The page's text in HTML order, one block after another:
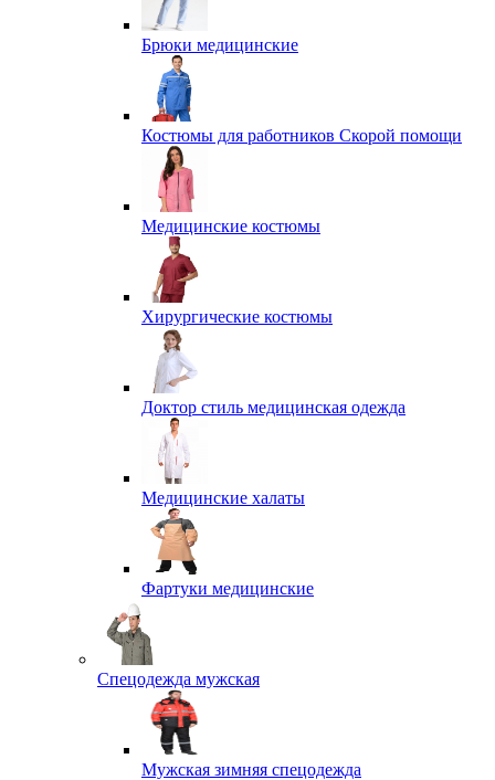
Брюки медицинские
Костюмы для работников Скорой помощи
Медицинские костюмы
Хирургические костюмы
Доктор стиль медицинская одежда
Медицинские халаты
Фартуки медицинские
Спецодежда мужская
Мужская зимняя спецодежда